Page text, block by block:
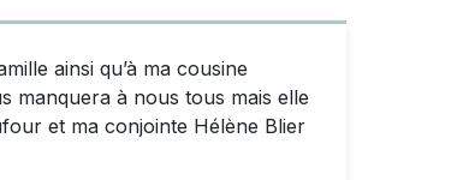
ainsi qu’à ma cousine
manquera à nous tous mais elle
et ma conjointe Hélène Blier